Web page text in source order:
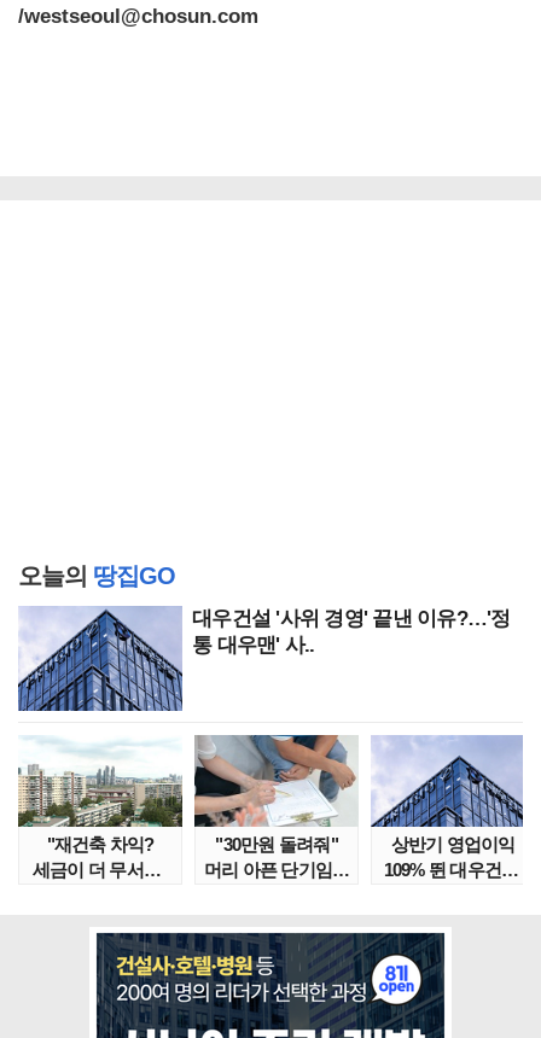
/westseoul@chosun.com
오늘의 땅집GO
대우건설 '사위 경영' 끝낸 이유?…'정
통 대우맨' 사..
"재건축 차익?
세금이 더 무서워"
"30만원 돌려줘"
머리 아픈 단기임대
상반기 영업이익
109% 뛴 대우건설,